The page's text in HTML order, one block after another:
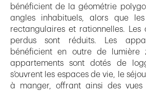
bénéficient de la géométrie
angles inhabituels, alors que
rectangulaires et rationnelles. Les
perdus sont réduits. Les
bénéficient en outre de lumière
appartements sont dotés de
s’ouvrent les espaces de vie, le
à manger, offrant ainsi des vues